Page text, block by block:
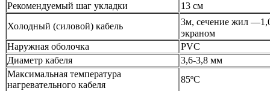
Рекомендуемый шаг укладки
13 см
Холодный (силовой) кабель
3м, сечение жил
экраном
Наружная оболочка
PVC
Диаметр кабеля
3,6-3,8 мм
Максимальная температура
нагревательного кабеля
85ºС